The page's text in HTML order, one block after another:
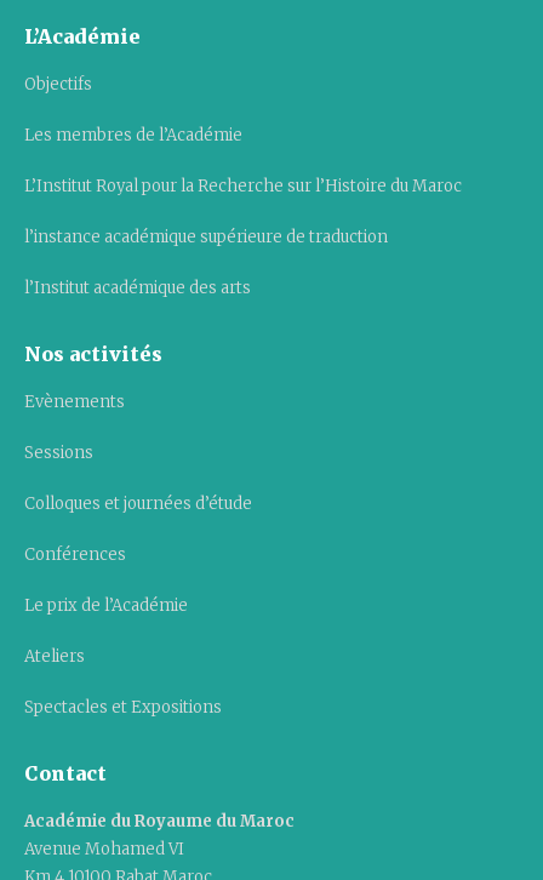
L’Académie
Objectifs
Les membres de l’Académie
L’Institut Royal pour la Recherche sur l’Histoire du Maroc
l’instance académique supérieure de traduction
l’Institut académique des arts
Nos activités
Evènements
Sessions
Colloques et journées d’étude
Conférences
Le prix de l’Académie
Ateliers
Spectacles et Expositions
Contact
Académie du Royaume du Maroc
Avenue Mohamed VI